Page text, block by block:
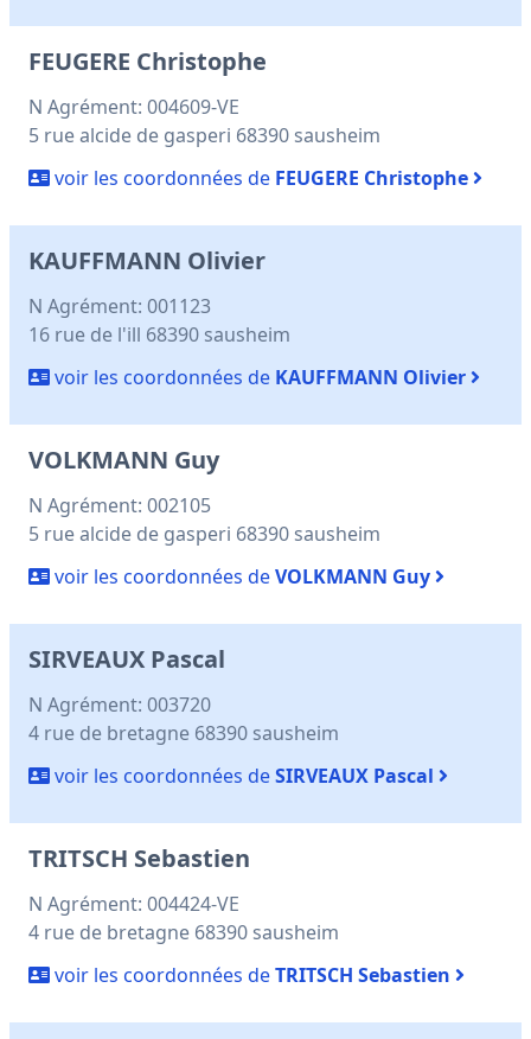
FEUGERE Christophe
N Agrément: 004609-VE
5 rue alcide de gasperi 68390 sausheim
voir les coordonnées de FEUGERE Christophe
KAUFFMANN Olivier
N Agrément: 001123
16 rue de l'ill 68390 sausheim
voir les coordonnées de KAUFFMANN Olivier
VOLKMANN Guy
N Agrément: 002105
5 rue alcide de gasperi 68390 sausheim
voir les coordonnées deVOLKMANN Guy
SIRVEAUX Pascal
N Agrément: 003720
4 rue de bretagne 68390 sausheim
voir les coordonnées deSIRVEAUX Pascal
TRITSCH Sebastien
N Agrément: 004424-VE
4 rue de bretagne 68390 sausheim
voir les coordonnées deTRITSCH Sebastien